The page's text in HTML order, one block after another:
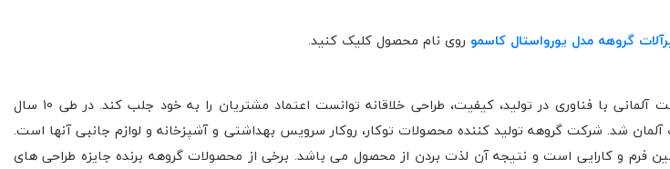
گروهه مدل یورواستال کاسمو روی نام محصول کلیک کنید.
برند جهانی GROHE از سال 1936 توسط فرید ریک گروهه در کشور آلمان تاسیس شد. این شرکت آلمانی با فناوری در تولید، کیفیت، طراحی خلاقانه توانست اعتماد مشتریان را به خود جلب کند. در طی 10 سال
3 جایگاه برتر در بین شرکت های بزرگ آلمان شد. شرکت گروهه تولید کننده محصولات توکار، روکار سرویس بهداشتی و آشپزخانه و لوازم جانبی آنها است.
فرم و کارایی است و نتیجه آن لذت بردن از محصول می باشد. برخی از محصولات گروهه برنده جایزه طراحی های